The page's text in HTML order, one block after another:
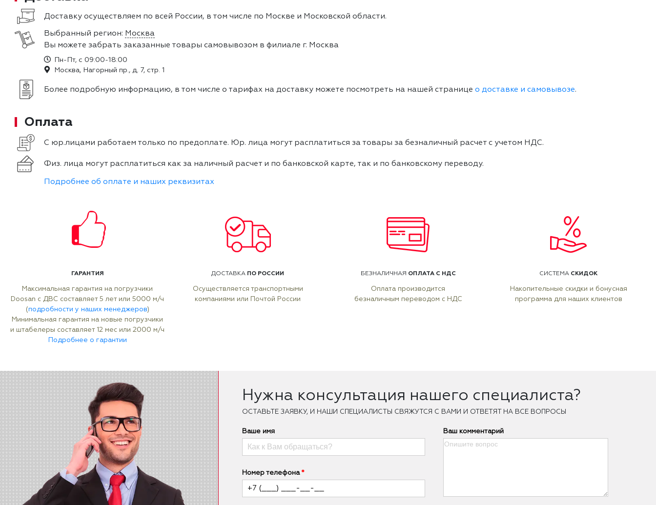
Доставку осуществляем по всей России, в том числе по Москве и Московской области.
Выбранный регион: Москва
Вы можете забрать заказанные товары самовывозом в филиале г. Москва
Пн-Пт, с 09:00-18:00
Москва, Нагорный пр., д. 7, стр. 1
Более подробную информацию, в том числе о тарифах на доставку можете посмотреть на нашей странице о доставке и самовывозе.
Оплата
С юр.лицами работаем только по предоплате. Юр. лица могут расплатиться за товары за безналичный расчет с учетом НДС.
Физ. лица могут расплатиться как за наличный расчет и по банковской карте, так и по банковскому переводу.
Подробнее об оплате и наших реквизитах
ГАРАНТИЯ
Максимальная гарантия на погрузчики
Doosan с ДВС составляет 5 лет или 5000 м/ч
(подробности у наших менеджеров)
Минимальная гарантия на новые погрузчики
и штабелеры составляет 12 мес или 2000 м/ч
Подробнее о гарантии
ДОСТАВКА ПО РОССИИ
Осуществляется транспортными
компаниями или Почтой России
БЕЗНАЛИЧНАЯ ОПЛАТА С НДС
Оплата производится
безналичным переводом с НДС
СИСТЕМА СКИДОК
Накопительные скидки и бонусная
программа для наших клиентов
Нужна консультация нашего специалиста?
ОCТАВЬТЕ ЗАЯВКУ, И НАШИ СПЕЦИАЛИСТЫ СВЯЖУТСЯ С ВАМИ И ОТВЕТЯТ НА ВСЕ ВОПРОСЫ
Ваше имя
Номер телефона
Ваш комментарий